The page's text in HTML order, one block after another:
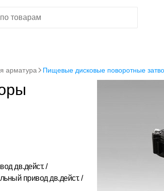
арматура Пищевые дисковые поворотные
дв.дейст. /
привод дв.дейст. /